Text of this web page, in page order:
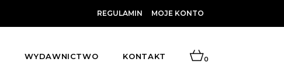
REGULAMIN MOJE KONTO
WYDAWNICTWO KONTAKT 0